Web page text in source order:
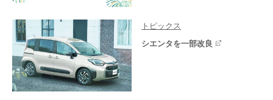
トピックス
シエンタを一部改良